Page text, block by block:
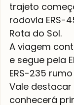
trajeto
rodovia ERS-
Rota do Sol.
A viagem
e segue pela
ERS-235
Vale
conhecerá